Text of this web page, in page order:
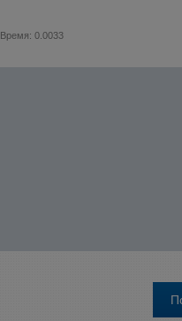
Время: 0.0033